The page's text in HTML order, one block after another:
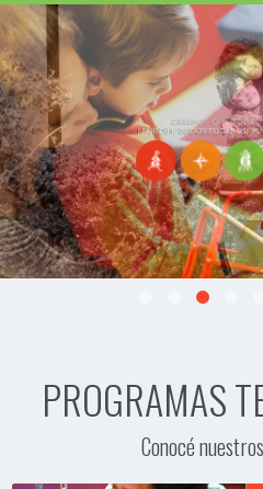
PROGRAMAS
Conocé